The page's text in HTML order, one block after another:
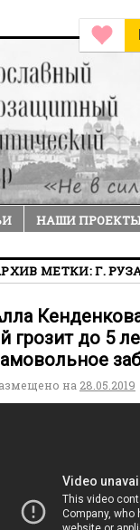
НАШИ
МЕТКИ:Г.
грозит до 5
на 28.05.2019